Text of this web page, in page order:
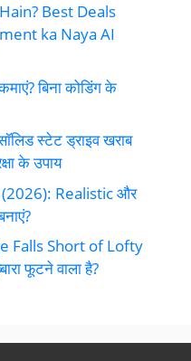
Best Deals
ka Naya AI
बिना कोडिंग के
स्टेट ड्राइव खराब
के उपाय
Realistic और
Falls Short of Lofty
फूटने वाला है?